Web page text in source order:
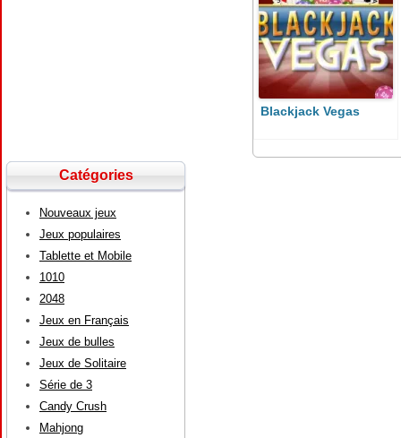
Blackjack Vegas
Catégories
Nouveaux jeux
Jeux populaires
Tablette et Mobile
1010
2048
Jeux en Français
Jeux de bulles
Jeux de Solitaire
Série de 3
Candy Crush
Mahjong